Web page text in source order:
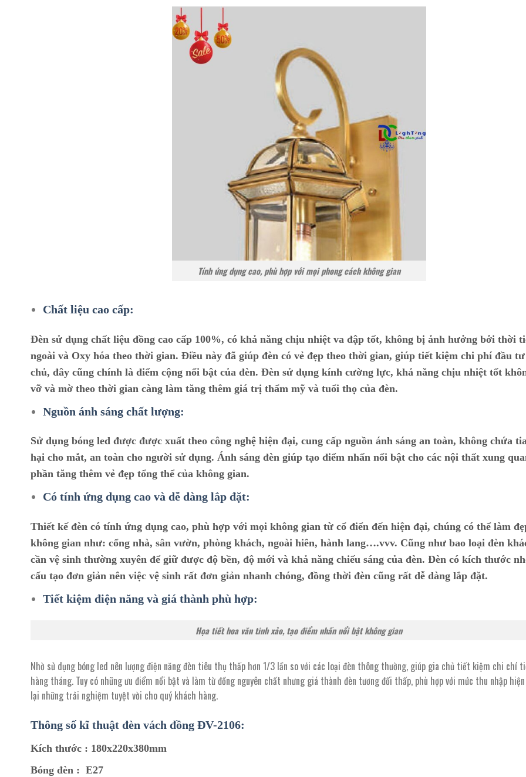
Tính ứng dụng cao, phù hợp với mọi phong cách không gian
Chất liệu cao cấp:
Đèn sử dụng chất liệu đồng cao cấp 100%, có khả năng chịu nhiệt va đập tốt, không bị ảnh hưởng bởi thời
ngoài và Oxy hóa theo thời gian. Điều này đã giúp đèn có vẻ đẹp theo thời gian, giúp tiết kiệm chi phí đầu tư
chủ, đây cũng chính là điểm cộng nổi bật của đèn. Đèn sử dụng kính cường lực, khả năng chịu nhiệt tốt
vỡ và mờ theo thời gian càng làm tăng thêm giá trị thẩm mỹ và tuổi thọ của đèn.
Nguồn ánh sáng chất lượng:
Sử dụng bóng led được được xuất theo công nghệ hiện đại, cung cấp nguồn ánh sáng an toàn, không chứa
hại cho mắt, an toàn cho người sử dụng. Ánh sáng đèn giúp tạo điểm nhấn nổi bật cho các nội thất xung
phần tăng thêm vẻ đẹp tổng thể của không gian.
Có tính ứng dụng cao và dễ dàng lắp đặt:
Thiết kế đèn có tính ứng dụng cao, phù hợp với mọi không gian từ cổ điển đến hiện đại, chúng có thể làm
không gian như: cổng nhà, sân vườn, phòng khách, ngoài hiên, hành lang….vvv. Cũng như bao loại đèn
cần vệ sinh thường xuyên để giữ được độ bền, độ mới và khả năng chiếu sáng của đèn. Đèn có kích thước
cấu tạo đơn giản nên việc vệ sinh rất đơn giản nhanh chóng, đồng thời đèn cũng rất dễ dàng lắp đặt.
Tiết kiệm điện năng và giá thành phù hợp:
Họa tiết hoa văn tinh xảo, tạo điểm nhấn nổi bật không gian
Nhờ sử dụng bóng led nên lượng điện năng đèn tiêu thụ thấp hơn 1/3 lần so với các loại đèn thông thường, giúp gia chủ tiết kiệm chi chí
hàng tháng. Tuy có những ưu điểm nổi bật và làm từ đồng nguyên chất nhưng giá thành đèn tương đối thấp, phù hợp với mức thu nhập hiện
lại những trải nghiệm tuyệt vời cho quý khách hàng.
Thông số kĩ thuật đèn vách đồng ĐV-2106:
Kích thước : 180x220x380mm
Bóng đèn : E27